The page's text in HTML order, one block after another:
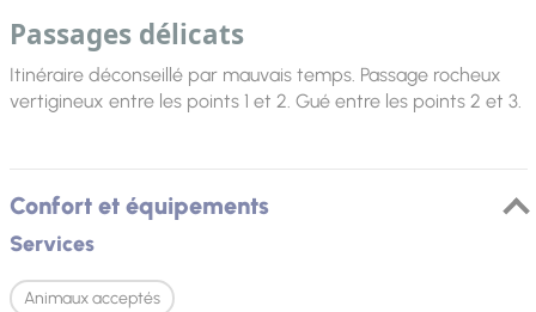
Passages délicats
Itinéraire déconseillé par mauvais temps. Passage rocheux
vertigineux entre les points 1 et 2. Gué entre les points 2 et 3.
Confort et équipements
Services
Animaux acceptés